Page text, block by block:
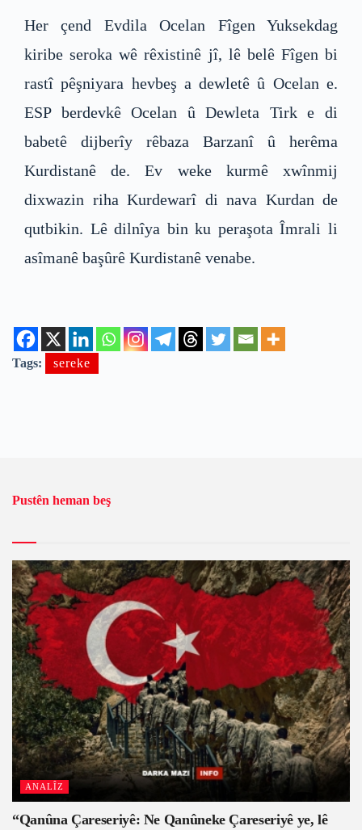
Her çend Evdila Ocelan Fîgen Yuksekdag
kiribe seroka wê rêxistinê jî, lê belê Fîgen bi
rastî pêşniyara hevbeş a dewletê û Ocelan e.
ESP berdevkê Ocelan û Dewleta Tirk e di
babetê dijberîy rêbaza Barzanî û herêma
Kurdistanê de. Ev weke kurmê xwînmij
dixwazin riha Kurdewarî di nava Kurdan de
qutbikin. Lê dilnîya bin ku peraşota Îmrali li
asîmanê başûrê Kurdistanê venabe.
Tags: sereke
Pustên heman beş
ANALÎZ
“Qanûna Çareseriyê: Ne Qanûneke Çareseriyê ye, lê